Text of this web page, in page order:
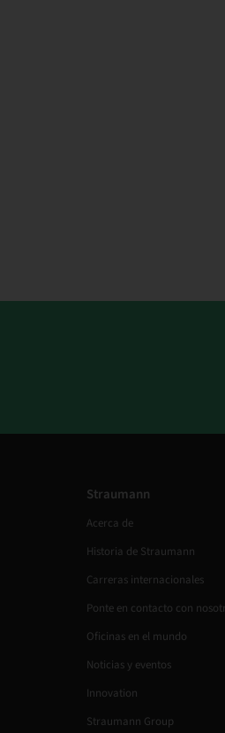
Straumann
Acerca de
Historia de Straumann
Carreras internacionales
Ponte en contacto con
Oficinas en el mundo
Noticias y eventos
Innovation
Straumann Group